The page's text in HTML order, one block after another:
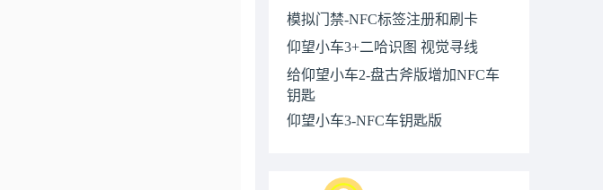
模拟门禁-NFC标签注册和刷卡
仰望小车3+二哈识图 视觉寻线
给仰望小车2-盘古斧版增加NFC车
钥匙
仰望小车3-NFC车钥匙版